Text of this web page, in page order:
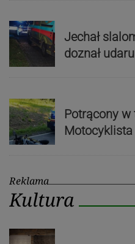
Jechał
doznał udaru
Potrącony
Motocyklista
Reklama
Kultura